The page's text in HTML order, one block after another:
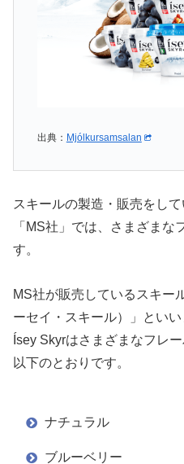
出典： Mjólkursamsalan
スキールの製造・販売をし
「MS社」では、さまざまな
す。
MS社が販売しているスキー
ーセイ・スキール）」といい
Ísey Skyrはさまざまなフレ
以下のとおりです。
ナチュラル
ブルーベリー